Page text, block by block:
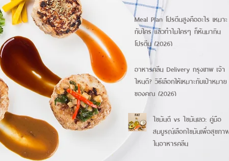
Meal Plan โปรตีนสูงคืออะไร เหมาะ
กับใคร แล้วทำไมใครๆ ก็หันมากิน
โปรตีน (2026)
อาหารคลีน Delivery กรุงเทพ เจ้า
ไหนดี? วิธีเลือกให้เหมาะกับเป้าหมาย
ของคุณ (2026)
ไขมันดี vs ไขมันเลว: คู่มือ
สมบูรณ์เลือกไขมันเพื่อสุขภาพ
ในอาหารคลีน